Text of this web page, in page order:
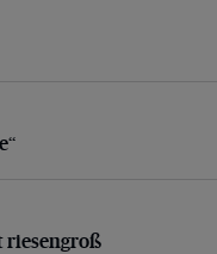
riesengroß